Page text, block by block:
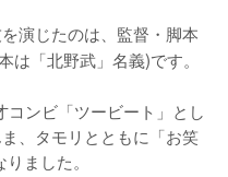
演じたのは、監督・脚本
は「北野武」名義)です。
ンビ「ツービート」とし
、タモリとともに「お笑
ました。